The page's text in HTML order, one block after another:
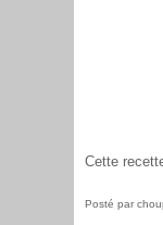
Cette
Posté par